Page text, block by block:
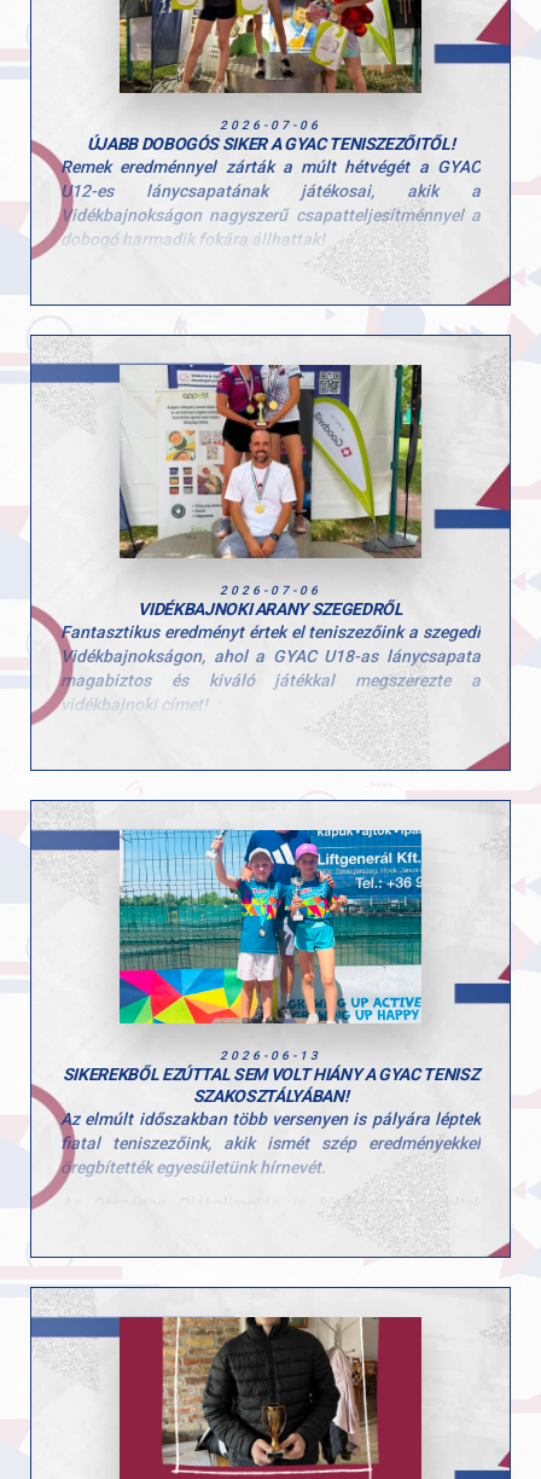
2026-07-06
ÚJABB DOBOGÓS SIKER A GYAC TENISZEZŐITŐL!
Remek eredménnyel zárták a múlt hétvégét a GYAC
U12-es lánycsapatának játékosai, akik a
Vidékbajnokságon nagyszerű csapatteljesítménnyel a
dobogó harmadik fokára állhattak!
A bronzérem mögött rengeteg munka, kitartás és
összefogás áll. A lányok végig nagy szívvel küzdöttek,
és ismét bebizonyították, hogy a csapatmunka valóban
meghozza gyümölcsét.
Szívből gratulálunk játékosainknak a bronzéremhez, és
köszönjük felkészítő edzőiknek az áldozatos munkát!
2026-07-06
VIDÉKBAJNOKI ARANY SZEGEDRŐL
Fantasztikus eredményt értek el teniszezőink a szegedi
Vidékbajnokságon, ahol a GYAC U18-as lánycsapata
magabiztos és kiváló játékkal megszerezte a
vidékbajnoki címet!
A lányok a verseny során végig nagyszerű
csapategységről, küzdeni akarásról és felkészültségről
zárult.
Szívből gratulálunk játékosainknak és felkészítő
edzőiknek a fantasztikus sikerhez!
Hajrá GYAC!
2026-06-13
SIKEREKBŐL EZÚTTAL SEM VOLT HIÁNY A GYAC TENISZ
SZAKOSZTÁLYÁBAN!
Az elmúlt időszakban több versenyen is pályára léptek
fiatal teniszezőink, akik ismét szép eredményekkel
öregbítették egyesületünk hírnevét.
Az Országos Diákolimpián is kiválóan szerepeltek
Vadász Noel – 1. hely
Vér Anna – 2. hely
Nagy Botond – 3. hely
Emellett a Zalaegerszegen megrendezett Kinder-Kupa
fordulóján is dobogós helyezéseknek örülhettünk:
Kiss Sára – 2. hely (narancs pályás lány kategória, 14